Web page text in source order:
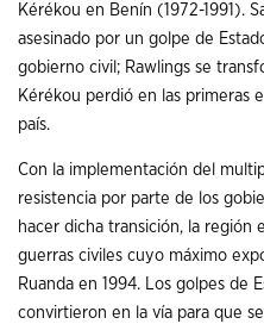
Kérékou en Benín (1972-1991).
asesinado por un golpe de
gobierno civil; Rawlings se
Kérékou perdió en las primeras
país.
Con la implementación del
resistencia por parte de los
hacer dicha transición, la
guerras civiles cuyo máximo
Ruanda en 1994. Los golpes de
convirtieron en la vía para que